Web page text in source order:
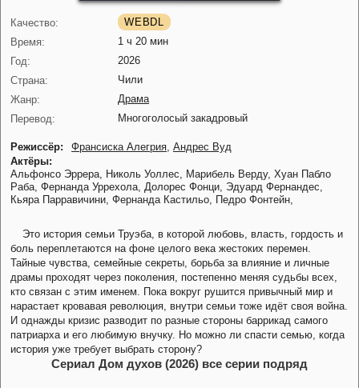
Качество:
WEBDL
Время:
1 ч 20 мин
Год:
2026
Страна:
Чили
Жанр:
Драма
Перевод:
Многоголосый закадровый
Режиссёр: Франсиска Алегрия Андрес Вуд
Актёры:
Альфонсо Эррера,
Николь Уоллес, Марибель Верду, Хуан Пабло
Раба, Фернанда Уррехола, Долорес Фонци, Эдуард Фернандес,
Кьяра Парравичини, Фернанда Кастильо, Педро Фонтейн,
Это история семьи Труэба, в которой любовь, власть, гордость и
боль переплетаются на фоне целого века жестоких перемен.
Тайные чувства, семейные секреты, борьба за влияние и личные
драмы проходят через поколения, постепенно меняя судьбы всех,
кто связан с этим именем. Пока вокруг рушится привычный мир и
нарастает кровавая революция, внутри семьи тоже идёт своя война.
И однажды кризис разводит по разные стороны баррикад самого
патриарха и его любимую внучку. Но можно ли спасти семью, когда
история уже требует выбрать сторону?
Сериал Дом духов (2026) все серии подряд